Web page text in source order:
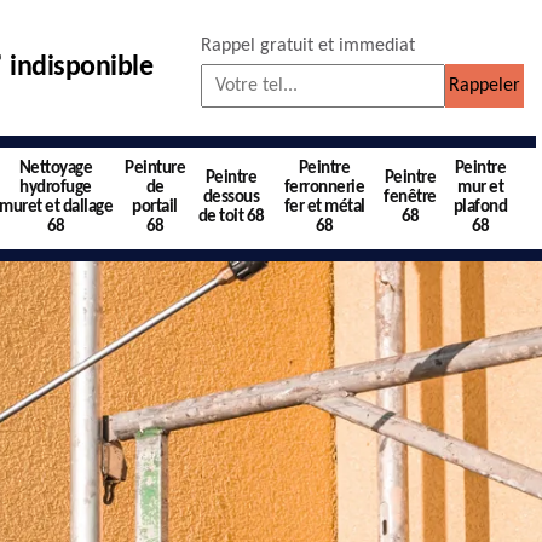
indisponible
Rappel gratuit et immediat
Nettoyage
hydrofuge
muret et dallage
68
Peinture
de
portail
68
Peintre
dessous
de toit 68
Peintre
ferronnerie
fer et métal
68
Peintre
fenêtre
68
Peintre
mur et
plafond
68